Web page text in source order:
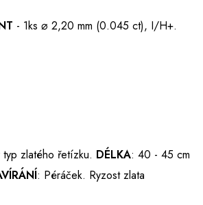
- 1ks ⌀ 2,20 mm (0.045 ct), I/H+.
zlatého řetízku. DÉLKA: 40 - 45 cm
: Péráček. Ryzost zlata